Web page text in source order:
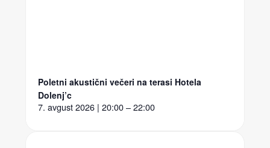
Poletni akustični večeri na terasi Hotela
Dolenj’c
7. avgust 2026 | 20:00 – 22:00